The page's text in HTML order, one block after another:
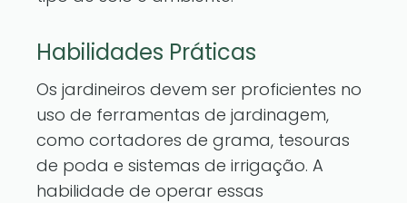
Habilidades Práticas
Os jardineiros devem ser proficientes no
uso de ferramentas de jardinagem,
como cortadores de grama, tesouras
de poda e sistemas de irrigação. A
habilidade de operar essas